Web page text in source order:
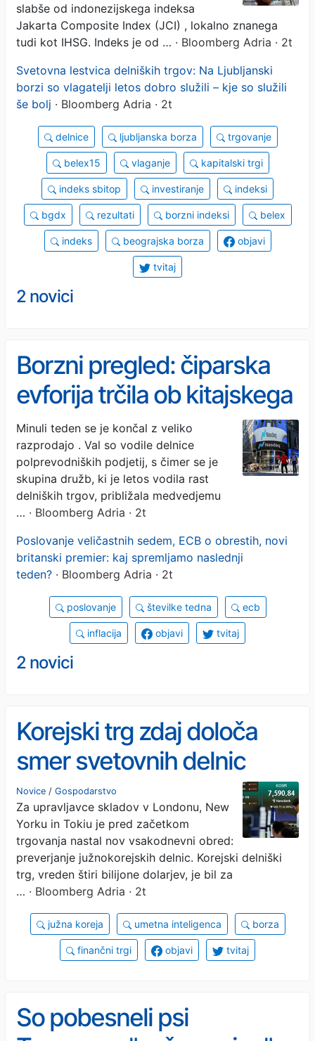
slabše od indonezijskega indeksa
Jakarta Composite Index (JCI) , lokalno znanega
tudi kot IHSG. Indeks je od … · Bloomberg Adria · 2t
Svetovna lestvica delniških trgov: Na Ljubljanski
borzi so vlagatelji letos dobro služili – kje so služili
še bolj · Bloomberg Adria · 2t
delnice ljubljanska borza trgovanje
belex15 vlaganje kapitalski trgi
indeks sbitop investiranje indeksi
bgdx rezultati borzni indeksi belex
indeks beograjska borza objavi
tvitaj
2 novici
Borzni pregled: čiparska
evforija trčila ob kitajskega
zmaja
Minuli teden se je končal z veliko
razprodajo . Val so vodile delnice
polprevodniških podjetij, s čimer se je
skupina družb, ki je letos vodila rast
delniških trgov, približala medvedjemu
… · Bloomberg Adria · 2t
Poslovanje veličastnih sedem, ECB o obrestih, novi
britanski premier: kaj spremljamo naslednji
teden? · Bloomberg Adria · 2t
poslovanje številke tedna ecb
inflacija objavi tvitaj
2 novici
Korejski trg zdaj določa
smer svetovnih delnic
Novice / Gospodarstvo
Za upravljavce skladov v Londonu, New
Yorku in Tokiu je pred začetkom
trgovanja nastal nov vsakodnevni obred:
preverjanje južnokorejskih delnic. Korejski delniški
trg, vreden štiri bilijone dolarjev, je bil za
… · Bloomberg Adria · 2t
južna koreja umetna inteligenca borza
finančni trgi objavi tvitaj
So pobesneli psi